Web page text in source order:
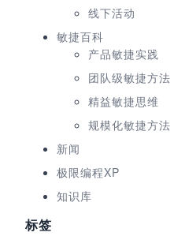
线下活动
敏捷百科
产品敏捷实践
团队级敏捷方法
精益敏捷思维
规模化敏捷方法
新闻
极限编程XP
知识库
标签